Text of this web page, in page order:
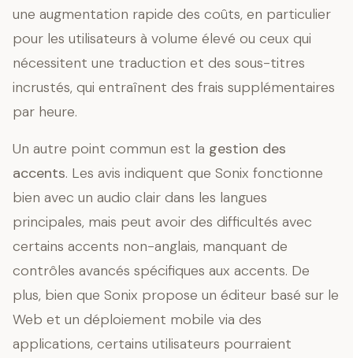
une augmentation rapide des coûts, en particulier
pour les utilisateurs à volume élevé ou ceux qui
nécessitent une traduction et des sous-titres
incrustés, qui entraînent des frais supplémentaires
par heure.
Un autre point commun est la gestion des
accents. Les avis indiquent que Sonix fonctionne
bien avec un audio clair dans les langues
principales, mais peut avoir des difficultés avec
certains accents non-anglais, manquant de
contrôles avancés spécifiques aux accents. De
plus, bien que Sonix propose un éditeur basé sur le
Web et un déploiement mobile via des
applications, certains utilisateurs pourraient